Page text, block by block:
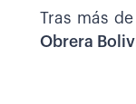
Tras más
Obrera